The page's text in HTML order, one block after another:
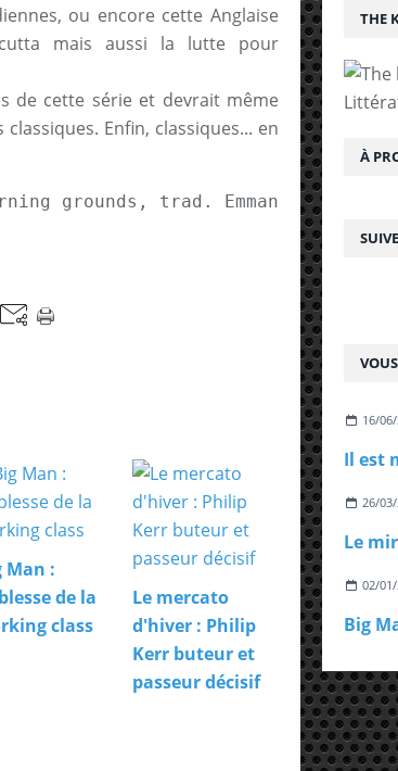
ou encore cette Anglaise
mais aussi la lutte pour
de cette série et devrait même
Enfin, classiques... en
grounds, trad. Emmanuelle et
Man :
de la
class
Le mercato
d'hiver : Philip
Kerr buteur et
passeur décisif
THE
À
16/
26/
Le
02/